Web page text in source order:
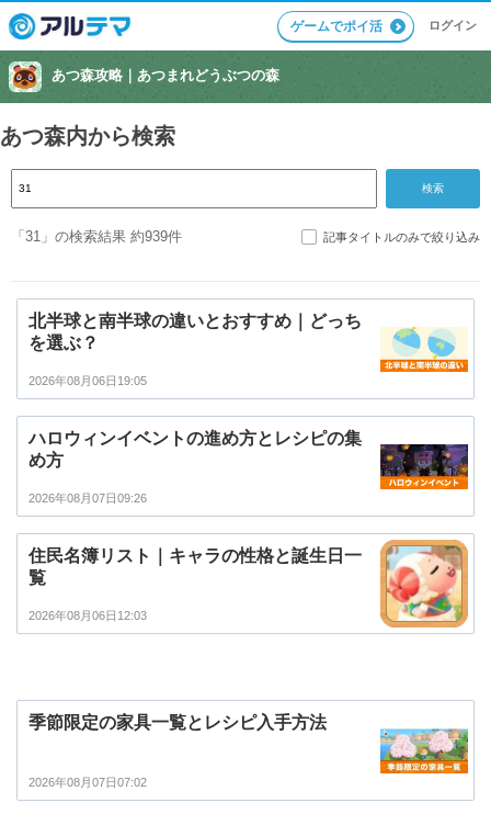
ゲームでポイ活 ログイン
あつ森攻略｜あつまれどうぶつの森
あつ森内から検索
「31」の検索結果 約939件 記事タイトルのみで絞り込み
北半球と南半球の違いとおすすめ｜どっち
を選ぶ？
2026年08月06日19:05
ハロウィンイベントの進め方とレシピの集
め方
2026年08月07日09:26
住民名簿リスト｜キャラの性格と誕生日一
覧
2026年08月06日12:03
季節限定の家具一覧とレシピ入手方法
2026年08月07日07:02